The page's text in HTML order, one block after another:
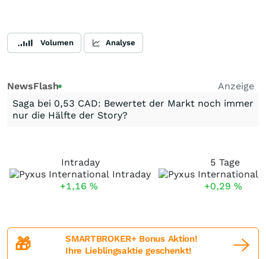
Volumen Analyse
NewsFlash
Anzeige
Saga bei 0,53 CAD: Bewertet der Markt noch immer
nur die Hälfte der Story?
Intraday
+1,16 %
5 Tage
+0,29 %
🎁
SMARTBROKER+ Bonus Aktion!
Ihre Lieblingsaktie geschenkt!